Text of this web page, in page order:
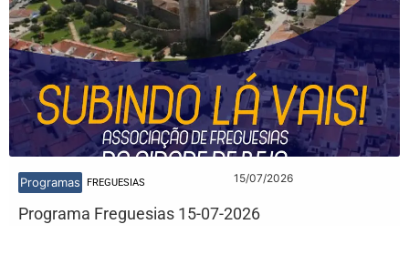
Programas FREGUESIAS 15/07/2026
Programa Freguesias 15-07-2026